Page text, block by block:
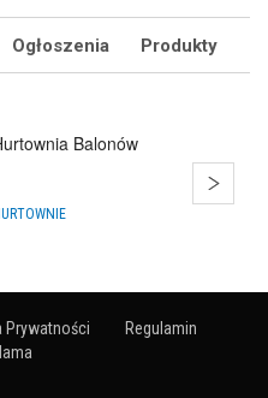
Ogłoszenia Produkty
Mydlane Gdańsk
NA IMPREZY
Prywatności
Regulamin